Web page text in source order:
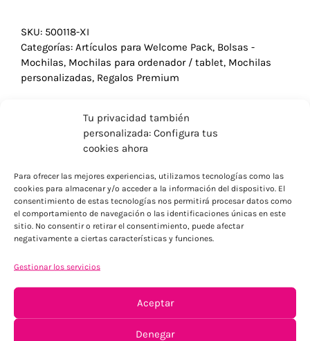
Tu privacidad también
personalizada: Configura tus
cookies ahora
Para ofrecer las mejores experiencias, utilizamos tecnologías como las
cookies para almacenar y/o acceder a la información del dispositivo. El
consentimiento de estas tecnologías nos permitirá procesar datos como
el comportamiento de navegación o las identificaciones únicas en este
sitio. No consentir o retirar el consentimiento, puede afectar
negativamente a ciertas características y funciones.
Gestionar los servicios
Aceptar
Denegar
SKU: 500118-XI
Categorías: Artículos para Welcome Pack, Bolsas -
Mochilas, Mochilas para ordenador / tablet, Mochilas
personalizadas, Regalos Premium
Para Península, resto consultar